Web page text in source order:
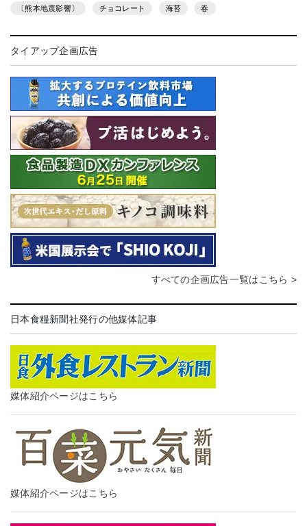
〔熊本地震影響〕 チョコレート 海苔 春
タイアップ企画広告
すべての企画広告一覧はこちら >
日本食糧新聞社発行の他媒体記事
媒体紹介ページはこちら
媒体紹介ページはこちら